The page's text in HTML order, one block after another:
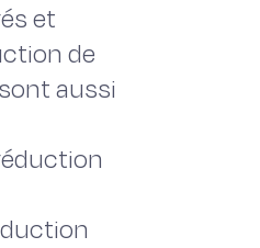
et
de
aussi